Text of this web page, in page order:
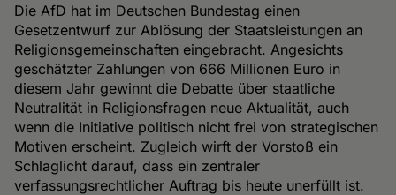
Die AfD hat im Deutschen Bundestag einen
Gesetzentwurf zur Ablösung der Staatsleistungen an
Religionsgemeinschaften eingebracht. Angesichts
geschätzter Zahlungen von 666 Millionen Euro in
diesem Jahr gewinnt die Debatte über staatliche
Neutralität in Religionsfragen neue Aktualität, auch
wenn die Initiative politisch nicht frei von strategischen
Motiven erscheint. Zugleich wirft der Vorstoß ein
Schlaglicht darauf, dass ein zentraler
verfassungsrechtlicher Auftrag bis heute unerfüllt ist.